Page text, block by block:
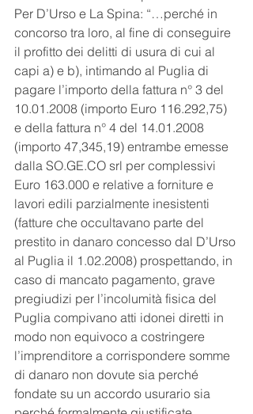
Per D’Urso e La Spina: “…perché in
concorso tra loro, al fine di conseguire
il profitto dei delitti di usura di cui al
capi a) e b), intimando al Puglia di
pagare l’importo della fattura n° 3 del
10.01.2008 (importo Euro 116.292,75)
e della fattura n° 4 del 14.01.2008
(importo 47,345,19) entrambe emesse
dalla SO.GE.CO srl per complessivi
Euro 163.000 e relative a forniture e
lavori edili parzialmente inesistenti
(fatture che occultavano parte del
prestito in danaro concesso dal D’Urso
al Puglia il 1.02.2008) prospettando, in
caso di mancato pagamento, grave
pregiudizi per l’incolumità fisica del
Puglia compivano atti idonei diretti in
modo non equivoco a costringere
l’imprenditore a corrispondere somme
di danaro non dovute sia perché
fondate su un accordo usurario sia